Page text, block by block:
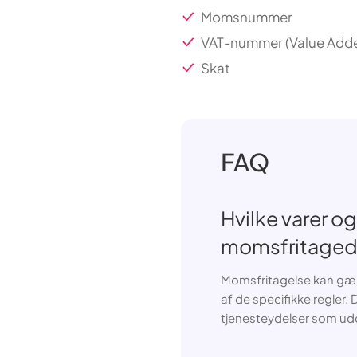
Momsnummer
VAT-nummer (Value
Skat
FAQ
Hvilke varer
Momsfritagelse kan
af de specifikke regler.
tjenesteydelser som